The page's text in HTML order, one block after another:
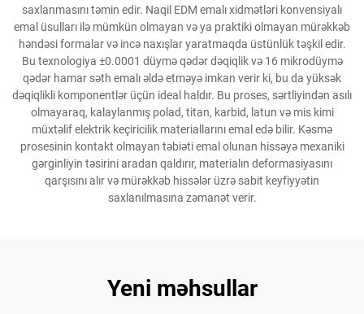
saxlanmasını təmin edir. Naqil EDM emalı xidmətləri konvensiyalı
emal üsulları ilə mümkün olmayan və ya praktiki olmayan mürəkkəb
həndəsi formalar və incə naxışlar yaratmaqda üstünlük təşkil edir.
Bu texnologiya ±0.0001 düymə qədər dəqiqlik və 16 mikrodüymə
qədər hamar səth emalı əldə etməyə imkan verir ki, bu da yüksək
dəqiqlikli komponentlər üçün ideal haldır. Bu proses, sərtliyindən asılı
olmayaraq, kalaylanmış polad, titan, karbid, latun və mis kimi
müxtəlif elektrik keçiricilik materiallarını emal edə bilir. Kəsmə
prosesinin kontakt olmayan təbiəti emal olunan hissəyə mexaniki
gərginliyin təsirini aradan qaldırır, materialın deformasiyasını
qarşısını alır və mürəkkəb hissələr üzrə sabit keyfiyyətin
saxlanılmasına zəmanət verir.
Yeni məhsullar